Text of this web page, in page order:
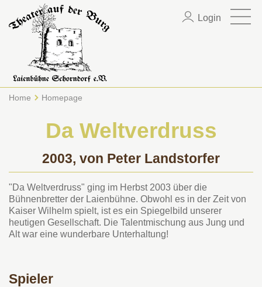
Login
Home Homepage
Da Weltverdruss
2003, von Peter Landstorfer
"Da Weltverdruss" ging im Herbst 2003 über die
Bühnenbretter der Laienbühne. Obwohl es in der Zeit von
Kaiser Wilhelm spielt, ist es ein Spiegelbild unserer
heutigen Gesellschaft. Die Talentmischung aus Jung und
Alt war eine wunderbare Unterhaltung!
Spieler